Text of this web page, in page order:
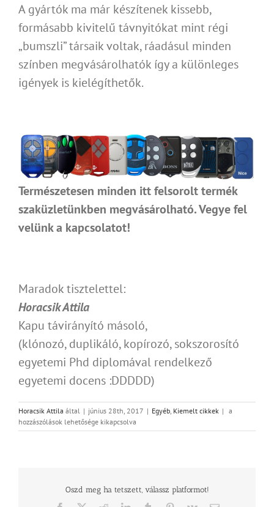
A gyártók ma már készítenek kissebb,
formásabb kivitelű távnyitókat mint régi
„bumszli” társaik voltak, ráadásul minden
színben megvásárolhatók így a különleges
igények is kielégíthetők.
Természetesen minden itt felsorolt termék
szaküzletünkben megvásárolható. Vegye fel
velünk a kapcsolatot!
Maradok tisztelettel:
Horacsik Attila
Kapu távirányító másoló,
(klónozó, duplikáló, kopírozó, sokszorosító
egyetemi Phd diplomával rendelkező
egyetemi docens :DDDDD)
Horacsik Attila által | június 28th, 2017 | Egyéb Kiemelt cikkek | A
alkonya
a
hozzászólások lehetősége kikapcsolva
Oszd meg ha tetszett, válassz platformot!